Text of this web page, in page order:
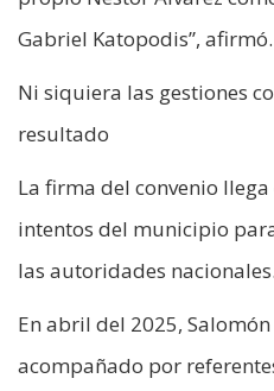
Gabriel Katopodis”, afirmó.
Ni siquiera las gestiones
resultado
La firma del convenio
intentos del municipio
las autoridades nacionales.
En abril del 2025,
acompañado por